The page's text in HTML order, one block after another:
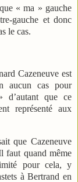
« ma » gauche
gauche et donc
le cas.
Cazeneuve est
aucun cas pour
d’autant que ce
représenté aux
que Cazeneuve
faut quand même
pour cela, y
à Bertrand en